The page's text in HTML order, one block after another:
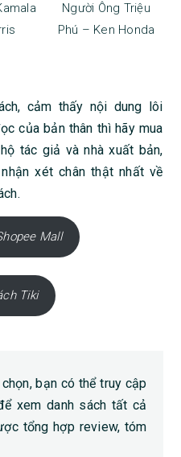
Người Ông Triệu
Phú – Ken Honda
cảm thấy nội dung lôi
của bản thân thì hãy mua
tác giả và nhà xuất bản,
xét chân thật nhất về
Mall
Tiki
bạn có thể truy cập
xem danh sách tất cả
tổng hợp review, tóm